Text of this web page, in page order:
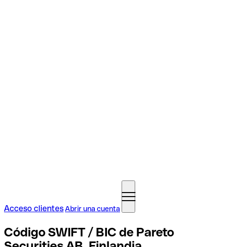
Acceso clientesAbrir una cuenta
Código SWIFT / BIC de Pareto